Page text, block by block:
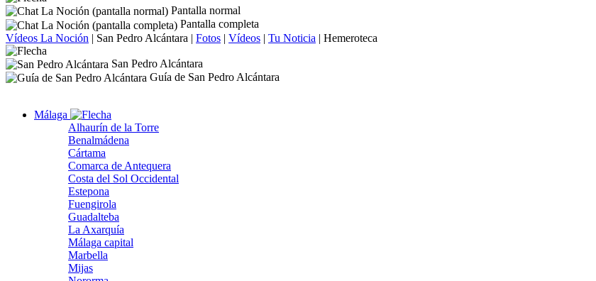
Pantalla normal
Pantalla completa
Vídeos La Noción | San Pedro Alcántara | Fotos | Vídeos | Tu Noticia | Hemeroteca
San Pedro Alcántara
Guía de San Pedro Alcántara
Málaga
Alhaurín de la Torre
Benalmádena
Cártama
Comarca de Antequera
Costa del Sol Occidental
Estepona
Fuengirola
Guadalteba
La Axarquía
Málaga capital
Marbella
Mijas